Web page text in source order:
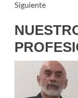
Siguiente